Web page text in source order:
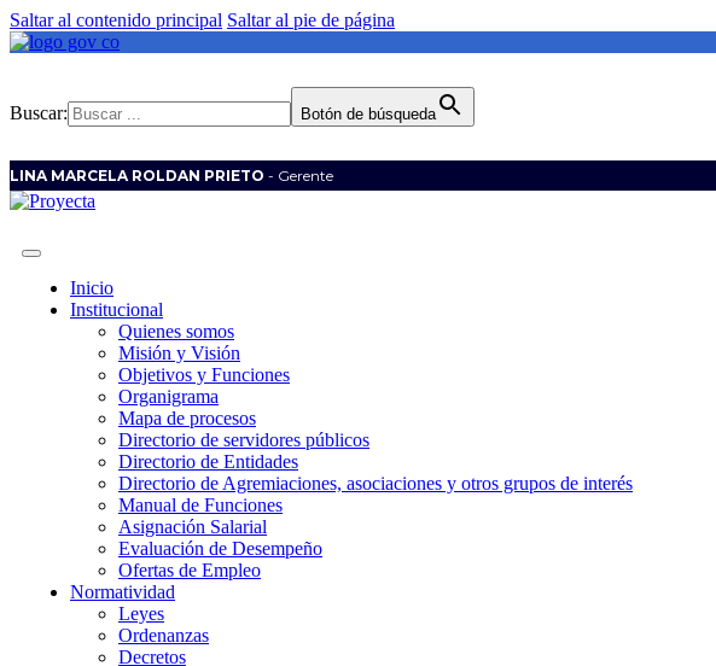
Saltar al contenido principal Saltar al pie de página
Buscar: Botón de búsqueda
LINA MARCELA ROLDAN PRIETO - Gerente
Inicio
Institucional
Quienes somos
Misión y Visión
Objetivos y Funciones
Organigrama
Mapa de procesos
Directorio de servidores públicos
Directorio de Entidades
Directorio de Agremiaciones, asociaciones y otros grupos de interés
Manual de Funciones
Asignación Salarial
Evaluación de Desempeño
Ofertas de Empleo
Normatividad
Leyes
Ordenanzas
Decretos